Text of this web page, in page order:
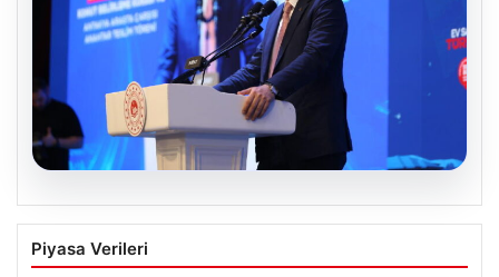
Bakan Kurum: Devlet Yönetimi Ciddi
Sorumluluk Gerektirir
Piyasa Verileri